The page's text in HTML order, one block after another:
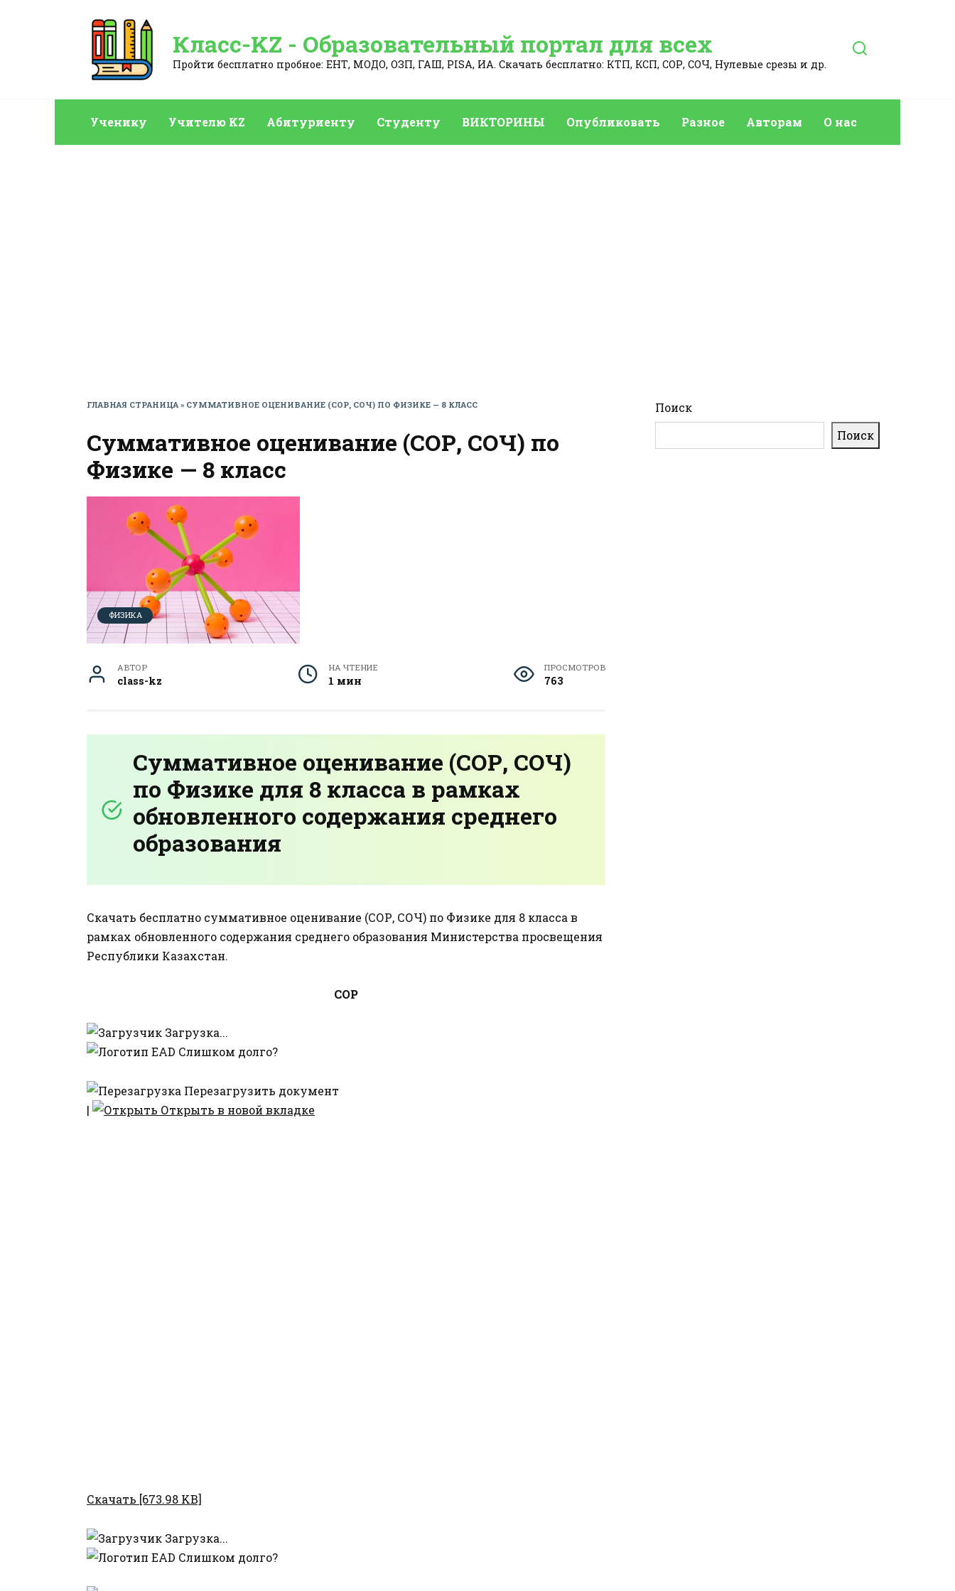
Класс-KZ - Образовательный портал для всех
Пройти бесплатно пробное: ЕНТ, МОДО, ОЗП, ГАШ, PISA, ИА. Скачать бесплатно: КТП, КСП, СОР, СОЧ, Нулевые срезы и др.
Ученику Учителю KZ Абитуриенту Студенту ВИКТОРИНЫ Опубликовать Разное Авторам О нас
ГЛАВНАЯ СТРАНИЦА» СУММАТИВНОЕ ОЦЕНИВАНИЕ (СОР, СОЧ) ПО ФИЗИКЕ — 8 КЛАСС
Суммативное оценивание (СОР, СОЧ) по
Физике — 8 класс
ФИЗИКА
АВТОР
class-kz
НА ЧТЕНИЕ
1 мин
ПРОСМОТРОВ
763
Суммативное оценивание (СОР, СОЧ)
по Физике для 8 класса в рамках
обновленного содержания среднего
образования
Скачать бесплатно суммативное оценивание (СОР, СОЧ) по Физике для 8 класса в
рамках обновленного содержания среднего образования Министерства просвещения
Республики Казахстан.
СОР
Загрузка...
Слишком долго?
Перезагрузить документ
|
Открыть в новой вкладке
Скачать [673.98 KB]
Загрузка...
Слишком долго?
Поиск
Поиск